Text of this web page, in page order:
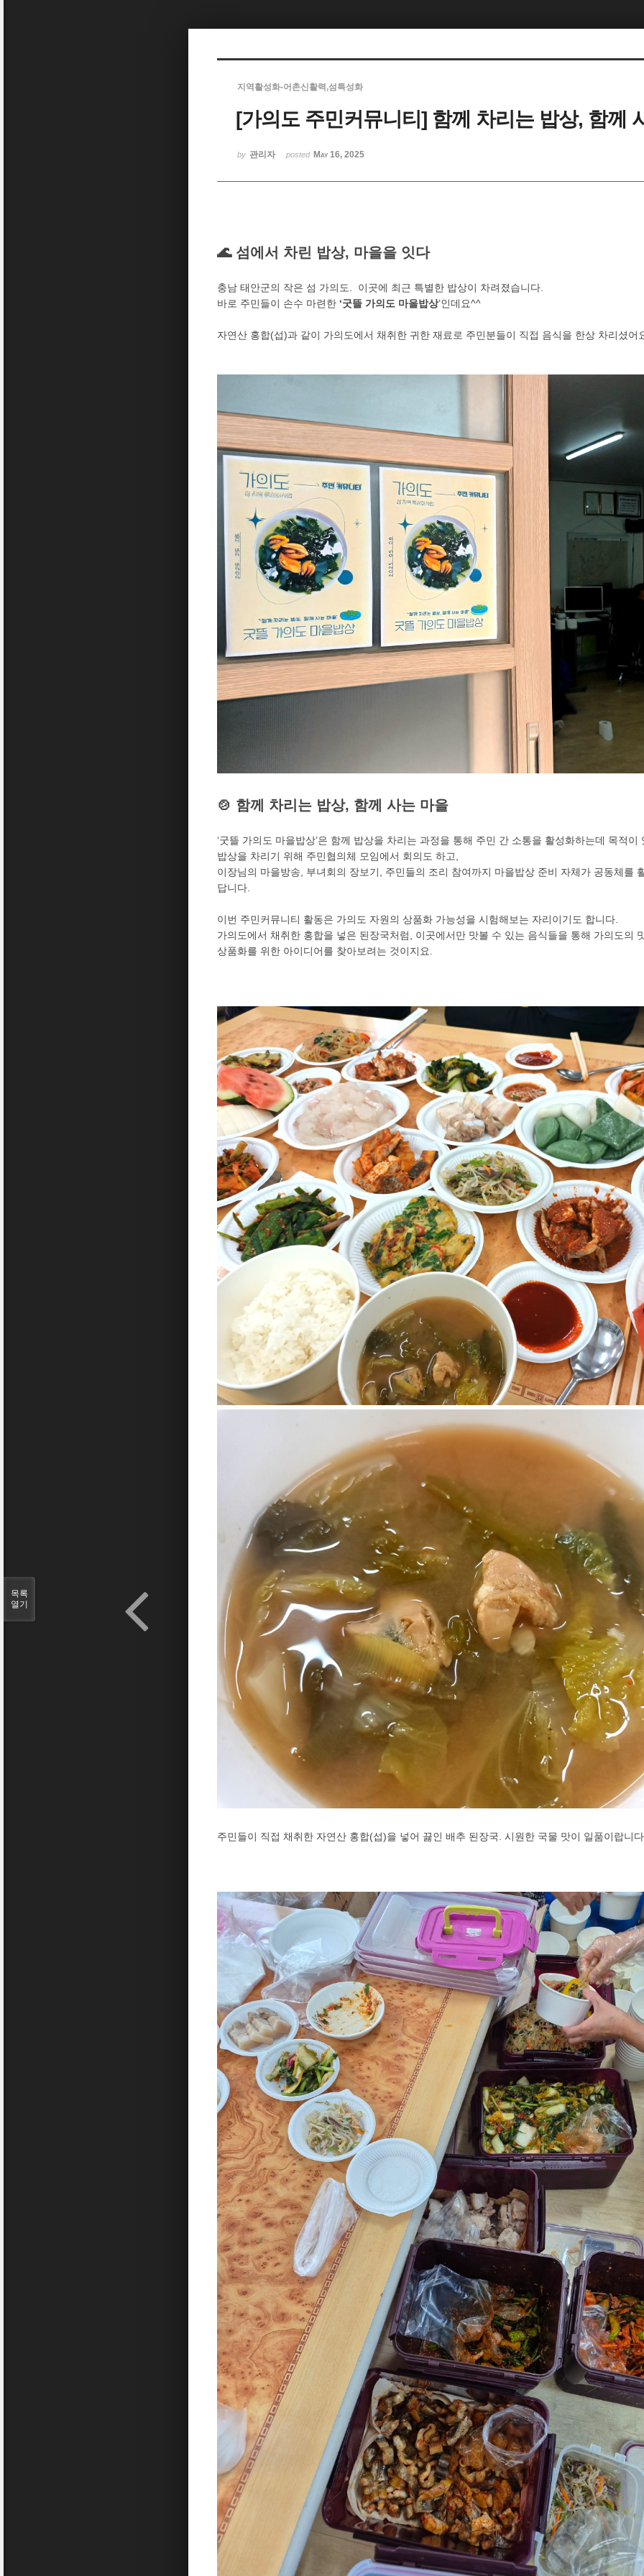
지역활성화-어촌신활력,섬특성화
[가의도 주민커뮤니티] 함께 차리는 밥상, 함께
by 관리자 posted May 16, 2025
🌊 섬에서 차린 밥상, 마을을 잇다
충남 태안군의 작은 섬 가의도. 이곳에 최근 특별한 밥상이 차려졌습니다.
바로 주민들이 손수 마련한 ‘굿뜰 가의도 마을밥상’인데요^^
자연산 홍합(섭)과 같이 가의도에서 채취한 귀한 재료로 주민분들이 직접 음식을 한상 차리셨어
🍲 함께 차리는 밥상, 함께 사는 마을
‘굿뜰 가의도 마을밥상’은 함께 밥상을 차리는 과정을 통해 주민 간 소통을 활성화하는데 목적이
밥상을 차리기 위해 주민협의체 모임에서 회의도 하고,
이장님의 마을방송, 부녀회의 장보기, 주민들의 조리 참여까지 마을밥상 준비 자체가 공동체를
답니다.
이번 주민커뮤니티 활동은 가의도 자원의 상품화 가능성을 시험해보는 자리이기도 합니다.
가의도에서 채취한 홍합을 넣은 된장국처럼, 이곳에서만 맛볼 수 있는 음식들을 통해 가의도의
상품화를 위한 아이디어를 찾아보려는 것이지요.
주민들이 직접 채취한 자연산 홍합(섭)을 넣어 끓인 배추 된장국. 시원한 국물 맛이 일품이랍니
목록
열기
Sketchbook5, 스케치북5
Sketchbook5, 스케치북5